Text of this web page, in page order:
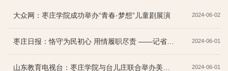
大众网：枣庄学院成功举办“青春·梦想”儿童剧展演 2024-06-02
枣庄日报：恪守为民初心 用情履职尽责 ——记省派山亭区水泉镇下龙庄村第一书记陈超 2024-06-01
2024-06-01